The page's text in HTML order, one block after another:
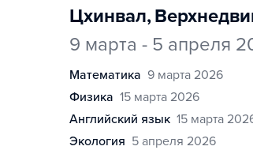
Цхинвал,
9 марта - 5 апреля
математика 9 марта 2026
физика 15 марта 2026
английский язык 15 марта
экология 5 апреля 2026